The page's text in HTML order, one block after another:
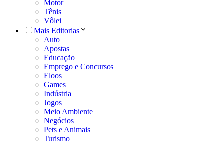
Motor
Tênis
Vôlei
Mais Editorias
Auto
Apostas
Educação
Emprego e Concursos
Eloos
Games
Indústria
Jogos
Meio Ambiente
Negócios
Pets e Animais
Turismo